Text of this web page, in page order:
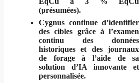
(présumées).
Cygnus continue d’identifier
des cibles grâce à l’examen
continu des données
historiques et des journaux
de forage à l’aide de sa
solution d’IA innovante et
personnalisée.